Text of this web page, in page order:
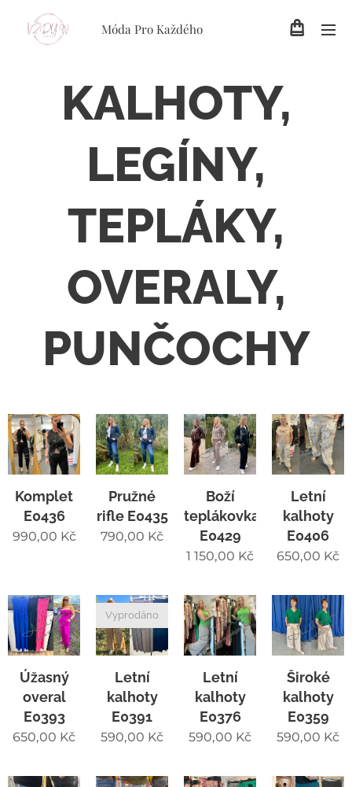
Móda Pro Každého
KALHOTY,
LEGÍNY,
TEPLÁKY,
OVERALY,
PUNČOCHY
Komplet
E0436
990,00 Kč
Pružné
rifle E0435
790,00 Kč
Boží
teplákovka
E0429
1 150,00 Kč
Letní
kalhoty
E0406
650,00 Kč
Úžasný
overal
E0393
650,00 Kč
Letní
kalhoty
E0391
Vyprodáno
590,00 Kč
Letní
kalhoty
E0376
590,00 Kč
Široké
kalhoty
E0359
590,00 Kč